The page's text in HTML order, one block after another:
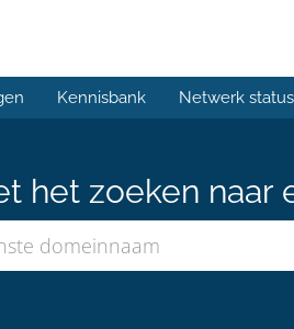
Kennisbank Netwerk status
het zoeken naar